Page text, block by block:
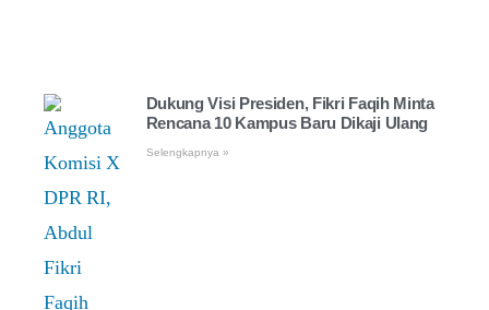
Dukung Visi Presiden, Fikri Faqih Minta
Rencana 10 Kampus Baru Dikaji Ulang
Selengkapnya »